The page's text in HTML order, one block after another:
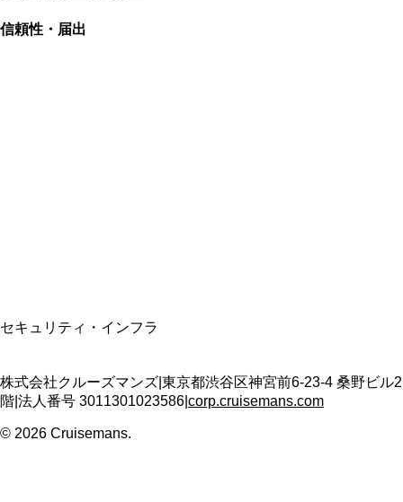
信頼性・届出
セキュリティ・インフラ
株式会社クルーズマンズ 東京都渋谷区神宮前6-23-4 桑野ビル2
階 法人番号 3011301023586 corp.cruisemans.com
© 2026 Cruisemans.